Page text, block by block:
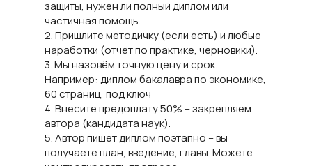
защиты, нужен ли полный диплом или
частичная помощь.
2. Пришлите методичку (если есть) и любые
наработки (отчёт по практике, черновики).
3. Мы назовём точную цену и срок.
Например: диплом бакалавра по экономике,
60 страниц, под ключ
4. Внесите предоплату 50% – закрепляем
автора (кандидата наук).
5. Автор пишет диплом поэтапно – вы
получаете план, введение, главы. Можете